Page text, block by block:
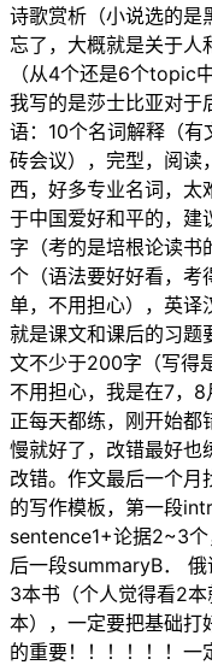
诗歌赏析（小说选的是
忘了，大概就是关于
（从4个还是6个topic
我写的是莎士比亚对于
语：10个名词解释（
砖会议），完型，阅读
西，好多专业名词，太
于中国爱好和平的，建
字（考的是培根论读
个（语法要好好看，
单，不用担心），英译
就是课文和课后的习题
文不少于200字（写得
不用担心，我是在7，
正每天都练，刚开始都
慢就好了，改错最好也
改错。作文最后一个月
的写作模板，第一段
sentence1+论据2~3
后一段summaryB．
3本书（个人觉得看2
本），一定要把基础打
的重要！！！！！！一